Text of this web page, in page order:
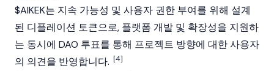
$AIKEK는 지속 가능성 및 사용자 권한 부여를 위해 설계
된 디플레이션 토큰으로, 플랫폼 개발 및 확장성을 지원하
는 동시에 DAO 투표를 통해 프로젝트 방향에 대한 사용자
의 의견을 반영합니다. [4]